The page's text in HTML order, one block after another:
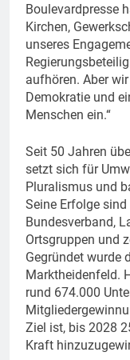
Boulevardpresse
Kirchen,
unseres
aufhören. Aber
Demokratie und
Menschen ein.“
Seit 50 Jahren
setzt sich für
Pluralismus und
Seine Erfolge
Bundesverband,
Ortsgruppen und
Gegründet wurde
Marktheidenfeld.
rund 674.000
Ziel ist, bis 2028
Kraft